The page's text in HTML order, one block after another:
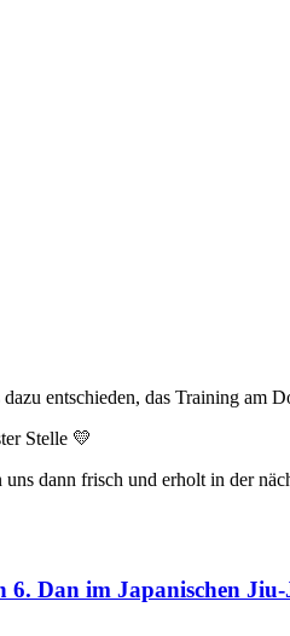
entschieden, das Training am
Stelle 💛
dann frisch und erholt in der
Dan im Japanischen